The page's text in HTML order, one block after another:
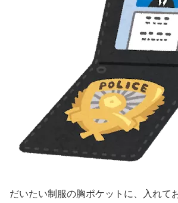
だいたい制服の胸ポケットに、入れて